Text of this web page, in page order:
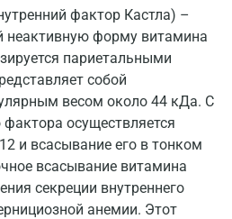
фактор Кастла) –
неактивную форму витамина
париетальными
собой
весом около 44 кДа. С
осуществляется
и всасывание его в тонком
всасывание витамина
секреции внутреннего
анемии. Этот